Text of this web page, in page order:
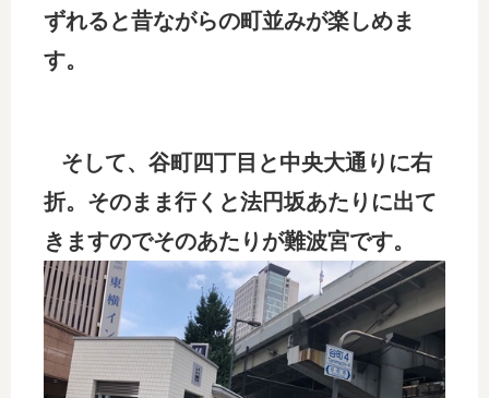
ずれると昔ながらの町並みが楽しめま
す。
そして、谷町四丁目と中央大通りに右
折。そのまま行くと法円坂あたりに出て
きますのでそのあたりが難波宮です。